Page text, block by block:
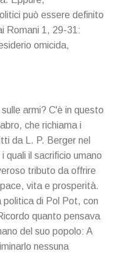
può essere definito
Romani 1, 29-31:
omicida,
armi? C'è in questo
che richiama i
da L. P. Berger nel
quali il sacrificio umano
tributo da offrire
vita e prosperità.
politica di Pol Pot, con
quanto pensava
del suo popolo: A
nessuna